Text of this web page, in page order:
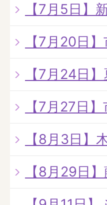
【7月5日】
【7月20日
【7月24日
【7月27日
【8月3日】
【8月29日